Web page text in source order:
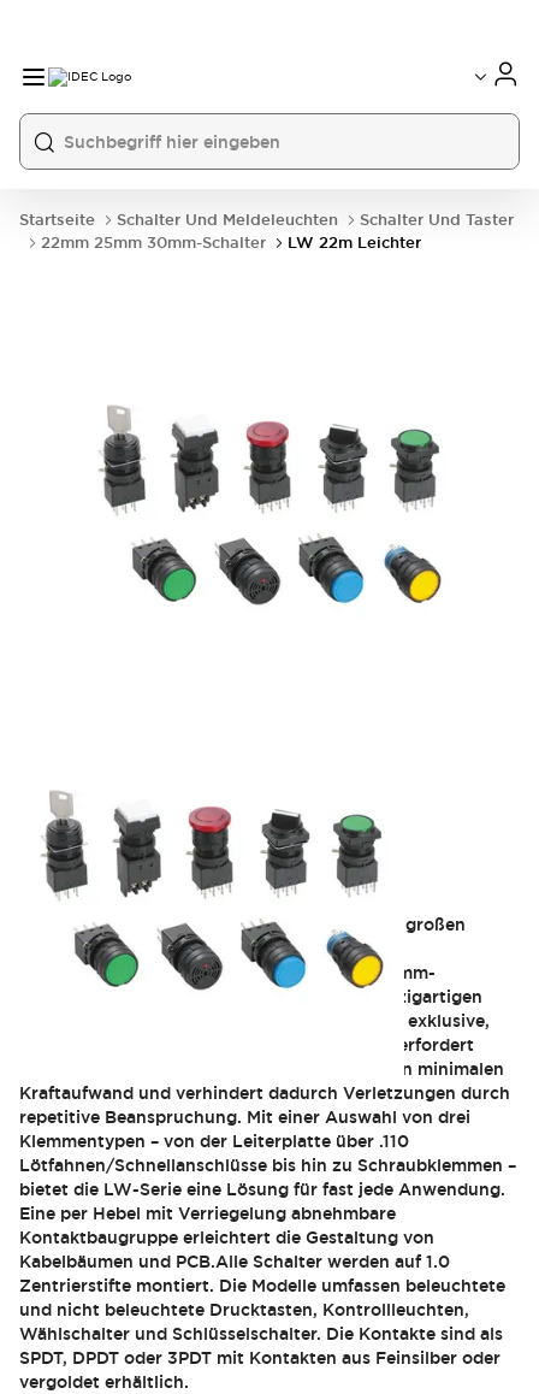
Startseite Schalter Und Meldeleuchten
Schalter Und Taster
22mm 25mm 30mm-Schalter
LW 22m Leichter
LW 22m leichter
Die LW-Serie kombiniert die typischen 22mm großen
industriellen Drucktasten mit Low-Level-
Umschaltkontakten, die normalerweise in 16-mm-
Miniaturschaltern zu finden sind, zu einer einzigartigen
Lösung für Ihre Steuerungsanwendungen.Der exklusive,
leicht zu bedienende Mechanismus von IDEC erfordert
durch seine ergonomisch Gestaltung nur einen minimalen
Kraftaufwand und verhindert dadurch Verletzungen durch
repetitive Beanspruchung. Mit einer Auswahl von drei
Klemmentypen – von der Leiterplatte über .110
Lötfahnen/Schnellanschlüsse bis hin zu Schraubklemmen –
bietet die LW-Serie eine Lösung für fast jede Anwendung.
Eine per Hebel mit Verriegelung abnehmbare
Kontaktbaugruppe erleichtert die Gestaltung von
Kabelbäumen und PCB.Alle Schalter werden auf 1.0
Zentrierstifte montiert. Die Modelle umfassen beleuchtete
und nicht beleuchtete Drucktasten, Kontrollleuchten,
Wählschalter und Schlüsselschalter. Die Kontakte sind als
SPDT, DPDT oder 3PDT mit Kontakten aus Feinsilber oder
vergoldet erhältlich.